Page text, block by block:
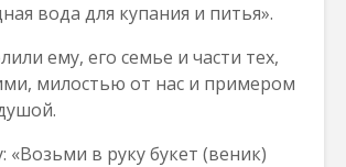
вода для купания и питья».
ему, его семье и части тех,
милостью от нас и примером
«Возьми в руку букет (веник)